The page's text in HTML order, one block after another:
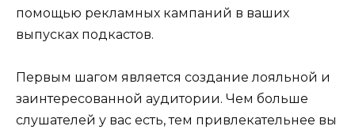
помощью рекламных кампаний в ваших
выпусках подкастов.
Первым шагом является создание лояльной и
заинтересованной аудитории. Чем больше
слушателей у вас есть, тем привлекательнее вы